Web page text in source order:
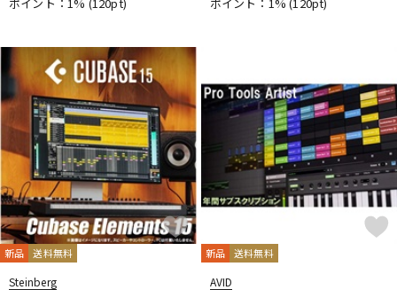
ポイント：1% (120pt) ポイント：1%(120pt)
新品 送料無料
Steinberg
新品 送料無料
AVID